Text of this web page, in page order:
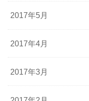
2017年5月
2017年4月
2017年3月